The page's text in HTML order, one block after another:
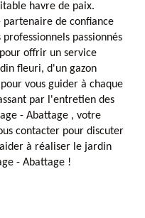
havre de paix.
partenaire de confiance
passionnés
offrir un service
fleuri, d'un gazon
vous guider à chaque
par l'entretien des
- Abattage , votre
contacter pour discuter
à réaliser le jardin
- Abattage !